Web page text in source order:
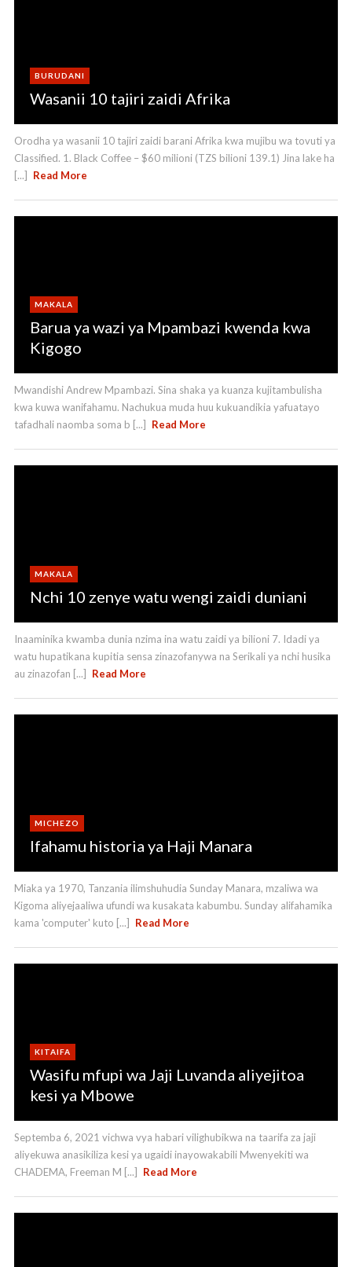
BURUDANI
Wasanii 10 tajiri zaidi Afrika
Orodha ya wasanii 10 tajiri zaidi barani Afrika kwa mujibu wa tovuti ya
Classified. 1. Black Coffee – $60 milioni (TZS bilioni 139.1) Jina lake ha
[...] Read More
MAKALA
Barua ya wazi ya Mpambazi kwenda kwa
Kigogo
Mwandishi Andrew Mpambazi. Sina shaka ya kuanza kujitambulisha
kwa kuwa wanifahamu. Nachukua muda huu kukuandikia yafuatayo
tafadhali naomba soma b [...] Read More
MAKALA
Nchi 10 zenye watu wengi zaidi duniani
Inaaminika kwamba dunia nzima ina watu zaidi ya bilioni 7. Idadi ya
watu hupatikana kupitia sensa zinazofanywa na Serikali ya nchi husika
au zinazofan [...] Read More
MICHEZO
Ifahamu historia ya Haji Manara
Miaka ya 1970, Tanzania ilimshuhudia Sunday Manara, mzaliwa wa
Kigoma aliyejaaliwa ufundi wa kusakata kabumbu. Sunday alifahamika
kama 'computer' kuto [...] Read More
KITAIFA
Wasifu mfupi wa Jaji Luvanda aliyejitoa
kesi ya Mbowe
Septemba 6, 2021 vichwa vya habari vilighubikwa na taarifa za jaji
aliyekuwa anasikiliza kesi ya ugaidi inayowakabili Mwenyekiti wa
CHADEMA, Freeman M [...] Read More